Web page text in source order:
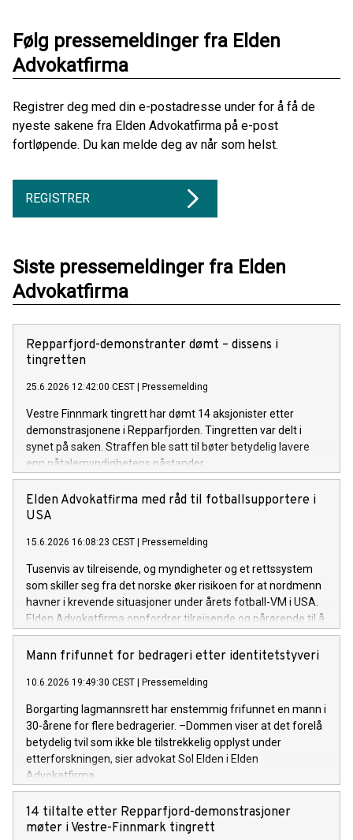
Følg pressemeldinger fra Elden
Advokatfirma
Registrer deg med din e-postadresse under for å få de
nyeste sakene fra Elden Advokatfirma på e-post
fortløpende. Du kan melde deg av når som helst.
REGISTRER
Siste pressemeldinger fra Elden
Advokatfirma
Repparfjord-demonstranter dømt – dissens i
tingretten
25.6.2026 12:42:00 CEST Pressemelding
Vestre Finnmark tingrett har dømt 14 aksjonister etter
demonstrasjonene i Repparfjorden. Tingretten var delt i
synet på saken. Straffen ble satt til bøter betydelig lavere
enn påtalemyndighetens påstander.
Elden Advokatfirma med råd til fotballsupportere i
USA
15.6.2026 16:08:23 CEST Pressemelding
Tusenvis av tilreisende, og myndigheter og et rettssystem
som skiller seg fra det norske øker risikoen for at nordmenn
havner i krevende situasjoner under årets fotball-VM i USA.
Elden Advokatfirma oppfordrer tilreisende og pårørende til å
søke bistand raskt dersom man får problemer.
Mann frifunnet for bedrageri etter identitetstyveri
10.6.2026 19:49:30 CEST Pressemelding
Borgarting lagmannsrett har enstemmig frifunnet en mann i
30-årene for flere bedragerier. –Dommen viser at det forelå
betydelig tvil som ikke ble tilstrekkelig opplyst under
etterforskningen, sier advokat Sol Elden i Elden
Advokatfirma.
14 tiltalte etter Repparfjord-demonstrasjoner
møter i Vestre-Finnmark tingrett